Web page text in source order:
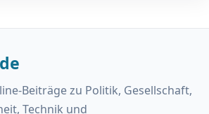
Beiträge zu Politik, Gesellschaft,
Technik und